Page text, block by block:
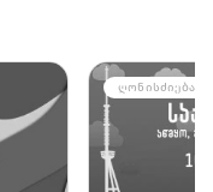
ᲦᲝᲜᲘᲡᲫᲘᲔᲑᲐ